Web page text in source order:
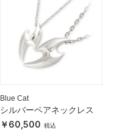
Blue Cat
シルバーペアネックレス
60,500